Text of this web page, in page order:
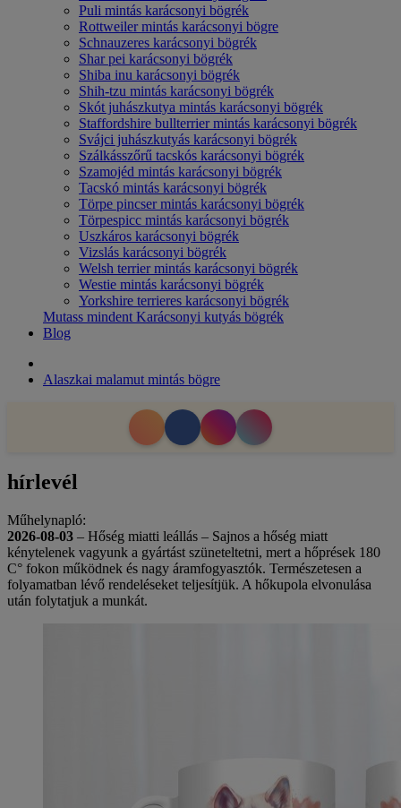
Puli mintás karácsonyi bögrék
Rottweiler mintás karácsonyi bögre
Schnauzeres karácsonyi bögrék
Shar pei karácsonyi bögrék
Shiba inu karácsonyi bögrék
Shih-tzu mintás karácsonyi bögrék
Skót juhászkutya mintás karácsonyi bögrék
Staffordshire bullterrier mintás karácsonyi bögrék
Svájci juhászkutyás karácsonyi bögrék
Szálkásszőrű tacskós karácsonyi bögrék
Szamojéd mintás karácsonyi bögrék
Tacskó mintás karácsonyi bögrék
Törpe pincser mintás karácsonyi bögrék
Törpespicc mintás karácsonyi bögrék
Uszkáros karácsonyi bögrék
Vizslás karácsonyi bögrék
Welsh terrier mintás karácsonyi bögrék
Westie mintás karácsonyi bögrék
Yorkshire terrieres karácsonyi bögrék
Mutass mindent Karácsonyi kutyás bögrék
Blog
Alaszkai malamut mintás bögre
hírlevél
Műhelynapló:
2026-08-03 – Hőség miatti leállás – Sajnos a hőség miatt
kénytelenek vagyunk a gyártást szüneteltetni, mert a hőprések 180
C° fokon működnek és nagy áramfogyasztók. Természetesen a
folyamatban lévő rendeléseket teljesítjük. A hőkupola elvonulása
után folytatjuk a munkát.